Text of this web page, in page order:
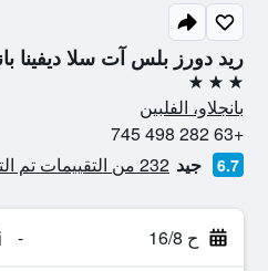
ريد دورز بلس آت سلا ديفينا
3 نجوم
بانجلاو، الفلبين
+63 282 498 745
6.7 جيد 232 من التقييمات تم التحقق منها
ح 16/8 -